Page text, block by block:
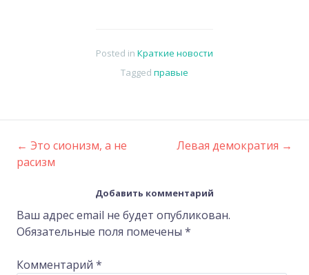
Posted in Краткие новости
Tagged правые
Post
navigation
← Это сионизм, а не
расизм
Левая демократия →
Добавить комментарий
Ваш адрес email не будет опубликован.
Обязательные поля помечены *
Комментарий *